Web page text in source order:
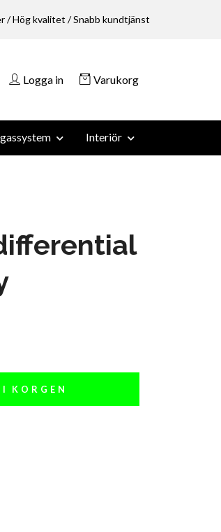
/ Hög kvalitet / Snabb kundtjänst
Logga in Varukorg
Interiör
KORGEN